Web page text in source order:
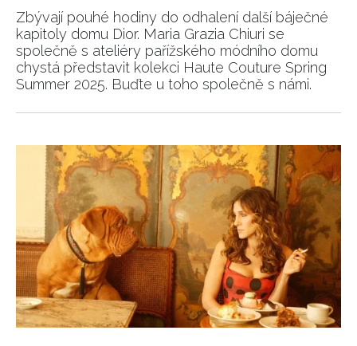
Zbývají pouhé hodiny do odhalení další báječné
kapitoly domu Dior. Maria Grazia Chiuri se
společně s ateliéry pařížského módního domu
chystá představit kolekci Haute Couture Spring
Summer 2025. Buďte u toho společně s námi.